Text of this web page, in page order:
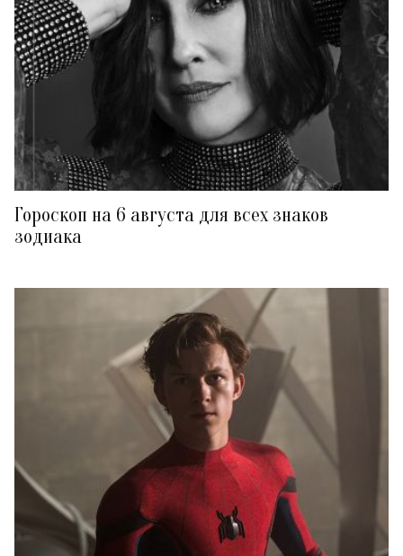
Гороскоп на 6 августа для всех знаков
зодиака